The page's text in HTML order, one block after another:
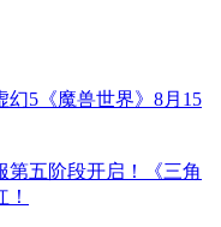
5《魔兽世界》8月15
第五阶段开启！《三角